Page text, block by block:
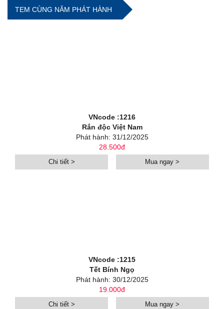
TEM CÙNG NĂM PHÁT HÀNH
VNcode :1216
Rắn độc Việt Nam
Phát hành: 31/12/2025
28.500đ
Chi tiết > Mua ngay >
VNcode :1215
Tết Bính Ngọ
Phát hành: 30/12/2025
19.000đ
Chi tiết > Mua ngay >